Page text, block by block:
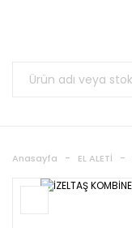
Anasayfa EL ALETİ